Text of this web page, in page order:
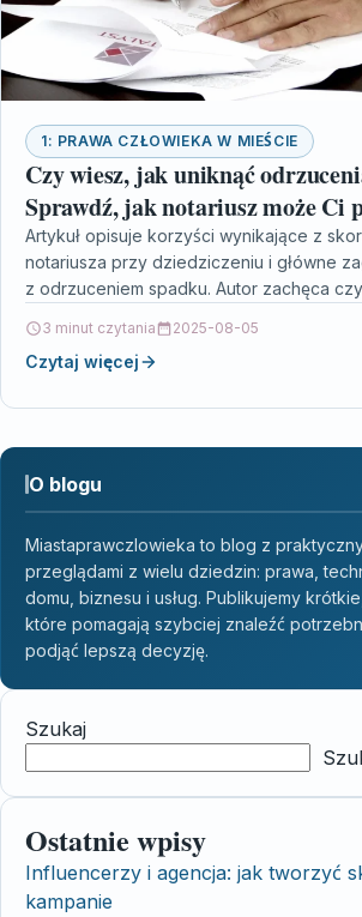
1: PRAWA CZŁOWIEKA W MIEŚCIE
Czy wiesz, jak uniknąć
Sprawdź, jak notariusz może Ci
Artykuł opisuje korzyści wynikające z
notariusza przy dziedziczeniu i główne
z odrzuceniem spadku. Autor zachęca
3 minut czytania 2025-08-05
Czytaj więcej
O blogu
Miastaprawczlowieka to blog z
przeglądami z wielu dziedzin: prawa,
domu, biznesu i usług. Publikujemy
które pomagają szybciej znaleźć
podjąć lepszą decyzję.
Szukaj
Ostatnie wpisy
Influencerzy i agencja: jak tworzyć
kampanie